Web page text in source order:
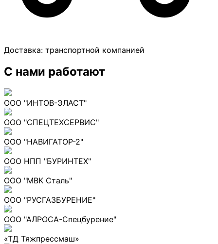
Доставка: транспортной компанией
С нами работают
ООО "ИНТОВ-ЭЛАСТ"
ООО "СПЕЦТЕХСЕРВИС"
ООО "НАВИГАТОР-2"
ООО НПП "БУРИНТЕХ"
ООО "МВК Сталь"
ООО "РУСГАЗБУРЕНИЕ"
ООО "АЛРОСА-Спецбурение"
«ТД Тяжпрессмаш»